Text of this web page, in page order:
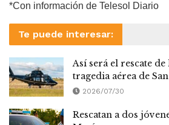
*Con información de Telesol Diario
Te puede interesar:
Así será el rescate
tragedia aérea de
2026/07/30
Rescatan a dos